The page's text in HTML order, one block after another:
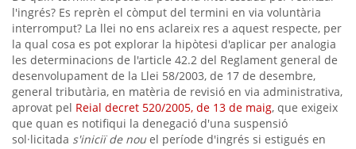
l'ingrés? Es reprèn el còmput del termini en via voluntària
interromput? La llei no ens aclareix res a aquest respecte, per
la qual cosa es pot explorar la hipòtesi d'aplicar per analogia
les determinacions de l'article 42.2 del Reglament general de
desenvolupament de la Llei 58/2003, de 17 de desembre,
general tributària, en matèria de revisió en via administrativa,
aprovat pel Reial decret 520/2005, de 13 de maig, que exigeix
que quan es notifiqui la denegació d'una suspensió
sol·licitada s'iniciï de nou el període d'ingrés si estigués en